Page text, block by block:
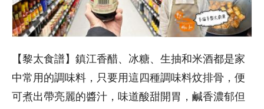
【黎太食譜】鎮江香醋、冰糖、生抽和米酒都是家
中常用的調味料，只要用這四種調味料炆排骨，便
可煮出帶亮麗的醬汁，味道酸甜開胃，鹹香濃郁但